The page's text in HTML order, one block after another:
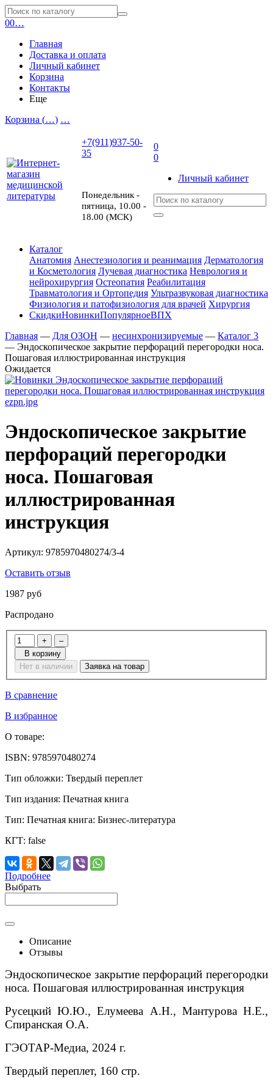
00…
Главная
Доставка и оплата
Личный кабинет
Корзина
Контакты
Еще
Корзина (…) …
+7(911)937-50-
35
Понедельник -
пятница, 10.00 -
18.00 (МСК)
0
0
Личный кабинет
Каталог
Анатомия Анестезиология и реанимация Дерматология
и Косметология Лучевая диагностика Неврология и
нейрохирургия Остеопатия Реабилитация
Травматология и Ортопедия Ультразвуковая диагностика
Физиология и патофизиология для врачей Хирургия
СкидкиНовинкиПопулярноеВПХ
Главная — Для ОЗОН — несинхронизируемые — Каталог 3
— Эндоскопическое закрытие перфораций перегородки носа.
Пошаговая иллюстрированная инструкция
Ожидается
Эндоскопическое закрытие
перфораций перегородки
носа. Пошаговая
иллюстрированная
инструкция
Артикул: 9785970480274/3-4
Оставить отзыв
1987 руб
Распродано
+
–
В корзину
Нет в наличии
Заявка на товар
В сравнение
В избранное
О товаре:
ISBN: 9785970480274
Тип обложки: Твердый переплет
Тип издания: Печатная книга
Тип: Печатная книга: Бизнес-литература
КГТ: false
Подробнее
Выбрать
Описание
Отзывы
Эндоскопическое закрытие перфораций перегородки
носа. Пошаговая иллюстрированная инструкция
Русецкий Ю.Ю., Елумеева А.Н., Мантурова Н.Е.,
Спиранская О.А.
ГЭОТАР-Медиа, 2024 г.
Твердый переплет, 160 стр.